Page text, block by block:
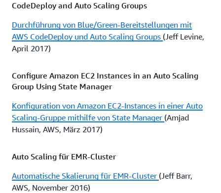
CodeDeploy and Auto Scaling Groups
Durchführung von Blue/Green-Bereitstellungen mit
AWS CodeDeploy und Auto Scaling Groups (Jeff Levine,
April 2017)
Configure Amazon EC2 Instances in an Auto Scaling
Group Using State Manager
Konfiguration von Amazon EC2-Instances in einer Auto
Scaling-Gruppe mithilfe von State Manager (Amjad
Hussain, AWS, März 2017)
Auto Scaling für EMR-Cluster
Automatische Skalierung für EMR-Cluster (Jeff Barr,
AWS, November 2016)